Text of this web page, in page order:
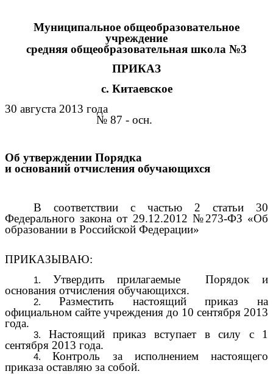
Муниципальное общеобразовательное
учреждение
средняя общеобразовательная школа №3
ПРИКАЗ
с. Китаевcкое
30 августа 2013 года
№ 87 - осн.
Об утверждении Порядка
и оснований отчисления обучающихся
В соответствии с частью 2 статьи 30
Федерального закона от 29.12.2012 №273-ФЗ «Об
образовании в Российской Федерации»
ПРИКАЗЫВАЮ:
Утвердить прилагаемые Порядок и
основания отчисления обучающихся.
Разместить настоящий приказ на
официальном сайте учреждения до 10 сентября 2013
года.
Настоящий приказ вступает в силу с 1
сентября 2013 года.
Контроль за исполнением настоящего
приказа оставляю за собой.